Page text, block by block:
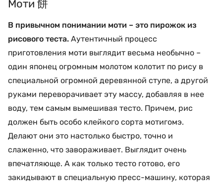
Моти 餅
В привычном понимании моти – это пирожок из
рисового теста. Аутентичный процесс
приготовления моти выглядит весьма необычно –
один японец огромным молотом колотит по рису в
специальной огромной деревянной ступе, а другой
руками переворачивает эту массу, добавляя в нее
воду, тем самым вымешивая тесто. Причем, рис
должен быть особо клейкого сорта мотигомэ.
Делают они это настолько быстро, точно и
слаженно, что завораживает. Выглядит очень
впечатляюще. А как только тесто готово, его
закидывают в специальную пресс-машину, которая